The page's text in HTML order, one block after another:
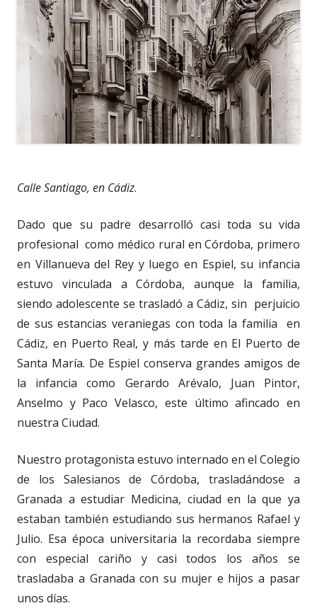
Calle Santiago, en Cádiz.
Dado que su padre desarrolló casi toda su vida
profesional como médico rural en Córdoba, primero
en Villanueva del Rey y luego en Espiel, su infancia
estuvo vinculada a Córdoba, aunque la familia,
siendo adolescente se trasladó a Cádiz, sin perjuicio
de sus estancias veraniegas con toda la familia en
Cádiz, en Puerto Real, y más tarde en El Puerto de
Santa María. De Espiel conserva grandes amigos de
la infancia como Gerardo Arévalo, Juan Pintor,
Anselmo y Paco Velasco, este último afincado en
nuestra Ciudad.
Nuestro protagonista estuvo internado en el Colegio
de los Salesianos de Córdoba, trasladándose a
Granada a estudiar Medicina, ciudad en la que ya
estaban también estudiando sus hermanos Rafael y
Julio. Esa época universitaria la recordaba siempre
con especial cariño y casi todos los años se
trasladaba a Granada con su mujer e hijos a pasar
unos días.